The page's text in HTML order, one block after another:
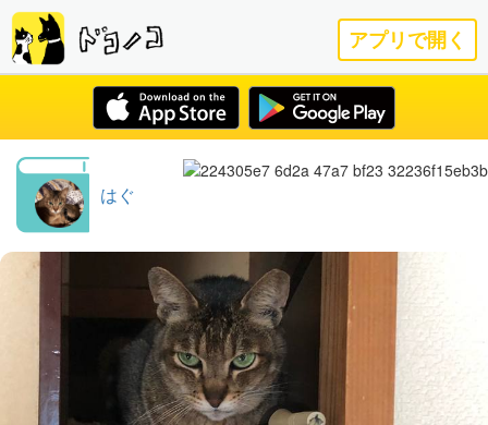
アプリで開く
はぐ